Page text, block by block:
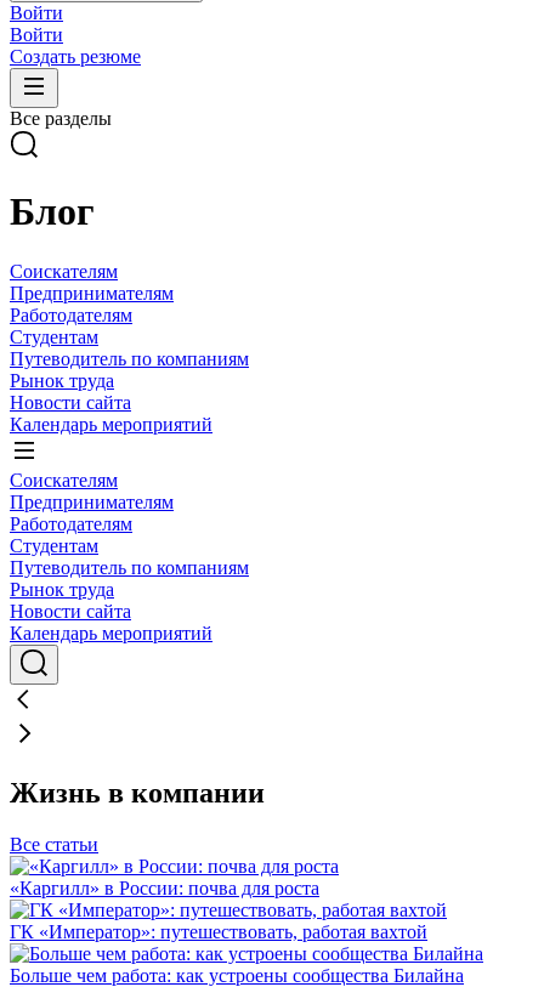
Войти
Войти
Создать резюме
Все разделы
Блог
Соискателям
Предпринимателям
Работодателям
Студентам
Путеводитель по компаниям
Рынок труда
Новости сайта
Календарь мероприятий
Соискателям
Предпринимателям
Работодателям
Студентам
Путеводитель по компаниям
Рынок труда
Новости сайта
Календарь мероприятий
Жизнь в компании
Все статьи
«Каргилл» в России: почва для роста
ГК «Император»: путешествовать, работая вахтой
Больше чем работа: как устроены сообщества Билайна